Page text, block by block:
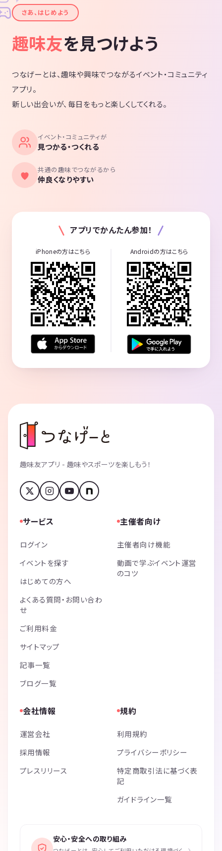
公園でのんびり歌いながら、楽しみましょう！
冬や雨天時などは、スタジオ借りたり、弾き語り居酒屋などで楽しんだ
り、イベントなど参加を今後検討します！
りが出来るきっかけの場に、出来たらと思います。
まだ深く考えてないですが、やりながら、みんなと相談しながら進めて
行こうと思います!
暇を持て余した大人たちの遊び、暇つぶしの場になればいいかなと思っ
ています！
気になった方は、お気軽にメッセージよろしくお願いします！
✦さあ、はじめよう
趣味友を見つけよう
つなげーとは、趣味や興味でつながるイベント・コミュニティ
アプリ。
新しい出会いが、毎日をもっと楽しくしてくれる。
イベント・コミュニティが
見つかる・つくれる
共通の趣味でつながるから
仲良くなりやすい
アプリでかんたん参加！
iPhoneの方はこちら Androidの方はこちら
趣味友アプリ - 趣味やスポーツを楽しもう！
サービス
ログイン
イベントを探す
はじめての方へ
よくある質問・お問い合わ
せ
ご利用料金
サイトマップ
記事一覧
ブログ一覧
主催者向け
主催者向け機能
動画で学ぶイベント運営
のコツ
会社情報
運営会社
採用情報
プレスリリース
規約
利用規約
プライバシーポリシー
特定商取引法に基づく表
記
ガイドライン一覧
安心・安全への取り組み